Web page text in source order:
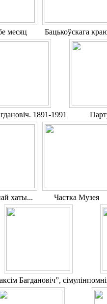
месяц Бацькоўскага
1891-1991
хаты... Частка Музея
Багдановіч”, сімулін